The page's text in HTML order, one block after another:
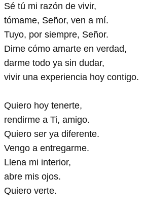
Sé tú mi razón de vivir,
tómame, Señor, ven a mí.
Tuyo, por siempre, Señor.
Dime cómo amarte en verdad,
darme todo ya sin dudar,
vivir una experiencia hoy contigo.
Quiero hoy tenerte,
rendirme a Ti, amigo.
Quiero ser ya diferente.
Vengo a entregarme.
Llena mi interior,
abre mis ojos.
Quiero verte.